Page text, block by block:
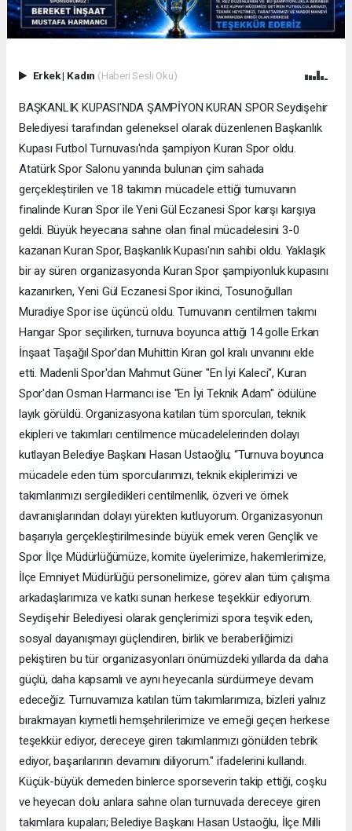
Erkek| Kadın (Haberi Sesli Oku)
BAŞKANLIK KUPASI'NDA ŞAMPİYON KURAN SPOR Seydişehir
Belediyesi tarafından geleneksel olarak düzenlenen Başkanlık
Kupası Futbol Turnuvası'nda şampiyon Kuran Spor oldu.
Atatürk Spor Salonu yanında bulunan çim sahada
gerçekleştirilen ve 18 takımın mücadele ettiği turnuvanın
finalinde Kuran Spor ile Yeni Gül Eczanesi Spor karşı karşıya
geldi. Büyük heyecana sahne olan final mücadelesini 3-0
kazanan Kuran Spor, Başkanlık Kupası'nın sahibi oldu. Yaklaşık
bir ay süren organizasyonda Kuran Spor şampiyonluk kupasını
kazanırken, Yeni Gül Eczanesi Spor ikinci, Tosunoğulları
Muradiye Spor ise üçüncü oldu. Turnuvanın centilmen takımı
Hangar Spor seçilirken, turnuva boyunca attığı 14 golle Erkan
İnşaat Taşağıl Spor'dan Muhittin Kıran gol kralı unvanını elde
etti. Madenli Spor'dan Mahmut Güner "En İyi Kaleci", Kuran
Spor'dan Osman Harmancı ise "En İyi Teknik Adam" ödülüne
layık görüldü. Organizasyona katılan tüm sporcuları, teknik
ekipleri ve takımları centilmence mücadelelerinden dolayı
kutlayan Belediye Başkanı Hasan Ustaoğlu; “Turnuva boyunca
mücadele eden tüm sporcularımızı, teknik ekiplerimizi ve
takımlarımızı sergiledikleri centilmenlik, özveri ve örnek
davranışlarından dolayı yürekten kutluyorum. Organizasyonun
başarıyla gerçekleştirilmesinde büyük emek veren Gençlik ve
Spor İlçe Müdürlüğümüze, komite üyelerimize, hakemlerimize,
İlçe Emniyet Müdürlüğü personelimize, görev alan tüm çalışma
arkadaşlarımıza ve katkı sunan herkese teşekkür ediyorum.
Seydişehir Belediyesi olarak gençlerimizi spora teşvik eden,
sosyal dayanışmayı güçlendiren, birlik ve beraberliğimizi
pekiştiren bu tür organizasyonları önümüzdeki yıllarda da daha
güçlü, daha kapsamlı ve aynı heyecanla sürdürmeye devam
edeceğiz. Turnuvamıza katılan tüm takımlarımıza, bizleri yalnız
bırakmayan kıymetli hemşehrilerimize ve emeği geçen herkese
teşekkür ediyor, dereceye giren takımlarımızı gönülden tebrik
ediyor, başarılarının devamını diliyorum." ifadelerini kullandı.
Küçük-büyük demeden binlerce sporseverin takip ettiği, coşku
ve heyecan dolu anlara sahne olan turnuvada dereceye giren
takımlara kupaları; Belediye Başkanı Hasan Ustaoğlu, İlçe Milli